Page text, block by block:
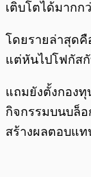
เติบโตได้มากก
โดยรายล่าสุดคื
แต่หันไปโฟกัสกั
แถมยังตั้งกองทุ
กิจกรรมบนบล็อ
สร้างผลตอบแท